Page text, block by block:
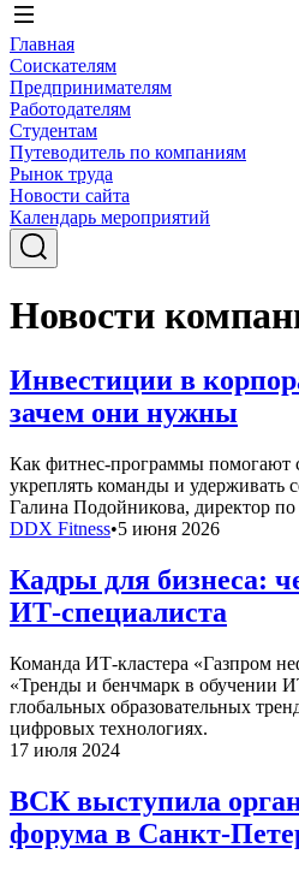
Главная
Соискателям
Предпринимателям
Работодателям
Студентам
Путеводитель по компаниям
Рынок труда
Новости сайта
Календарь мероприятий
Новости
Инвестиции в
зачем они нужны
Как фитнес-программы помогают
укреплять команды и удерживать
Галина Подойникова, директор
DDX Fitness•5 июня 2026
Кадры для бизнеса:
ИТ-специалиста
Команда ИТ-кластера «Газпром
«Тренды и бенчмарк в обучении
глобальных образовательных
цифровых технологиях.
17 июля 2024
ВСК выступила
форума в Санкт-